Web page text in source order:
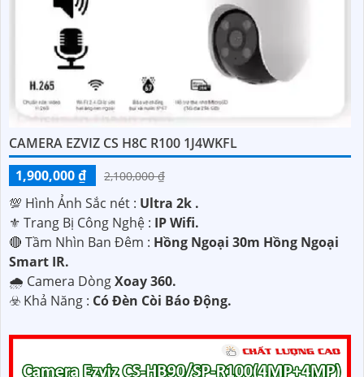
CAMERA EZVIZ CS H8C R100 1J4WKFL
1,900,000 ₫
2,100,000 ₫
💯 Hình Ảnh Sắc nét : Ultra 2k .
⚜️ Trang Bị Công Nghệ : IP Wifi.
🔴 Tầm Nhìn Ban Đêm : Hồng Ngoại 30m Hồng Ngoại
Smart IR.
🌧️ Camera DòngXoay 360.
️☣️ Khả Năng : Có Đèn Còi Báo Động.